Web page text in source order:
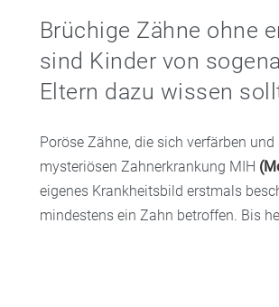
Brüchige Zähne ohne
sind Kinder von
Eltern dazu wissen
Poröse Zähne, die sich verfärben
mysteriösen Zahnerkrankung MIH
eigenes Krankheitsbild erstmals
mindestens ein Zahn betroffen. Bis